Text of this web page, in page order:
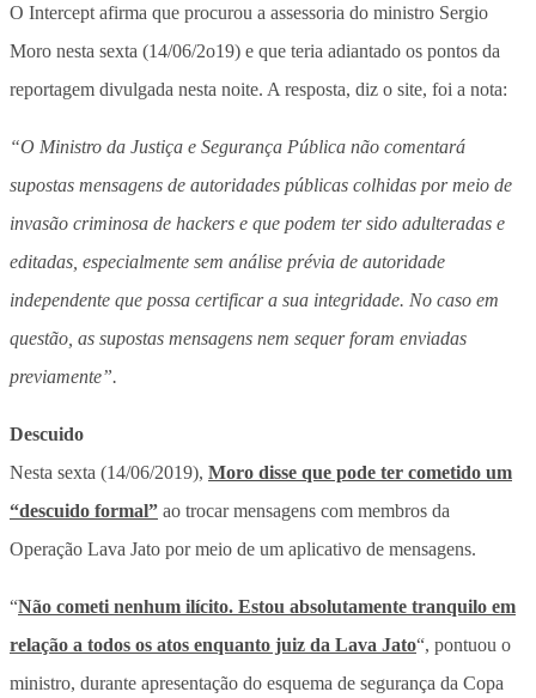
O Intercept afirma que procurou a assessoria do ministro Sergio
Moro nesta sexta (14/06/2o19) e que teria adiantado os pontos da
reportagem divulgada nesta noite. A resposta, diz o site, foi a nota:
“O Ministro da Justiça e Segurança Pública não comentará
supostas mensagens de autoridades públicas colhidas por meio de
invasão criminosa de hackers e que podem ter sido adulteradas e
editadas, especialmente sem análise prévia de autoridade
independente que possa certificar a sua integridade. No caso em
questão, as supostas mensagens nem sequer foram enviadas
previamente”.
Descuido
Nesta sexta (14/06/2019), Moro disse que pode ter cometido um
“descuido formal” ao trocar mensagens com membros da
Operação Lava Jato por meio de um aplicativo de mensagens.
“Não cometi nenhum ilícito. Estou absolutamente tranquilo em
relação a todos os atos enquanto juiz da Lava Jato“, pontuou o
ministro, durante apresentação do esquema de segurança da Copa